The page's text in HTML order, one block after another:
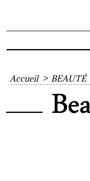
Accueil > BEAUTÉ